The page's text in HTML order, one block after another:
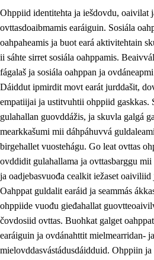
2. Oahppama prinsihpat,
2.1 Sosiála oahppan ja
2.2 Gealbu fágain
2.3 Vuođđogálggat
2.4 Oahppat oahppat
Ohppiid identitehta ja iešdovdu, oaivilat
ovttasdoaibmamis earáiguin. Sosiála
oahpaheamis ja buot eará aktivitehtain
ii sáhte sirret sosiála oahppamis.
fágalaš ja sosiála oahppan ja
Dáiddut ipmirdit movt earát jurddašit,
empatiijai ja ustitvuhtii ohppiid gaskkas.
gulahallan guovddážis, ja skuvla galgá
mearkkašumi mii dáhpáhuvvá
birgehallet vuostehágu. Go leat ovttas
ovddidit gulahallama ja ovttasbarggu
ja oadjebasvuođa cealkit iežaset
Oahppat guldalit earáid ja seammás
ohppiide vuođu gieđahallat
čovdosiid ovttas. Buohkat galget
earáiguin ja ovdánahttit mielmearridan- ja
mielovddasvástádusdáidduid. Ohppiin ja